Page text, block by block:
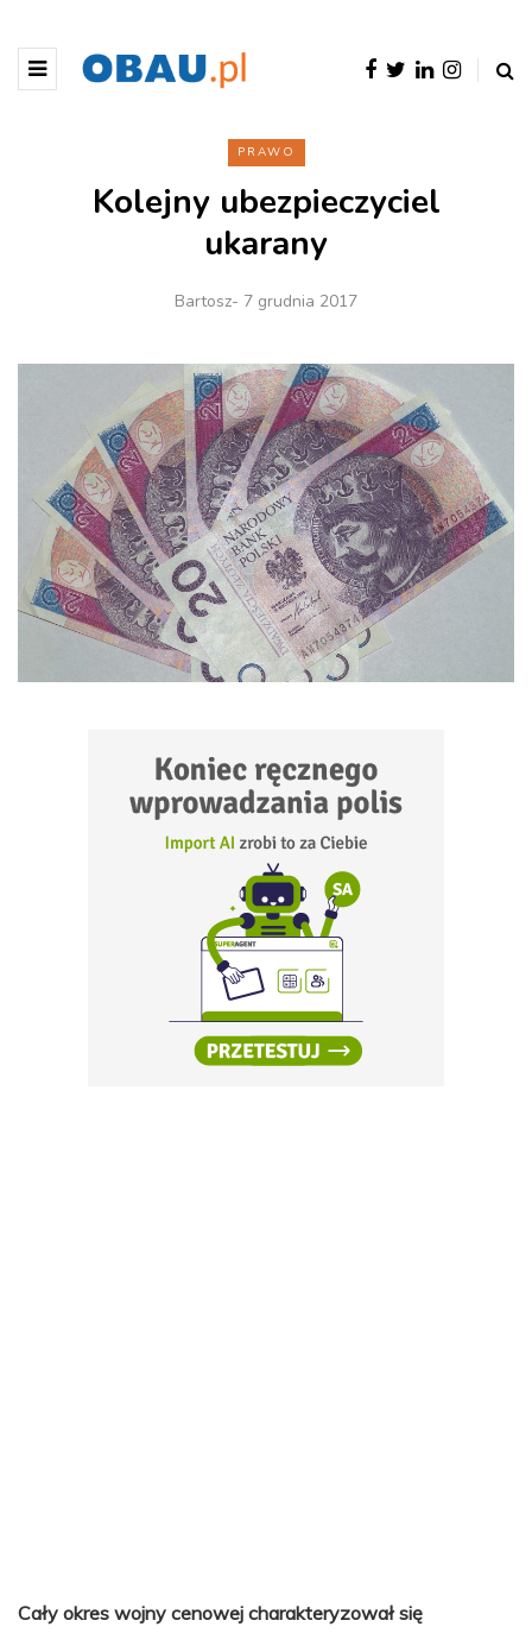
PRAWO
Kolejny ubezpieczyciel
ukarany
Bartosz- 7 grudnia 2017
Cały okres wojny cenowej charakteryzował się